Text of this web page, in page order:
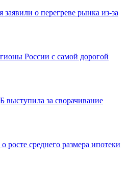
о перегреве рынка из-за
России с самой дорогой
выступила за сворачивание
росте среднего размера ипотеки